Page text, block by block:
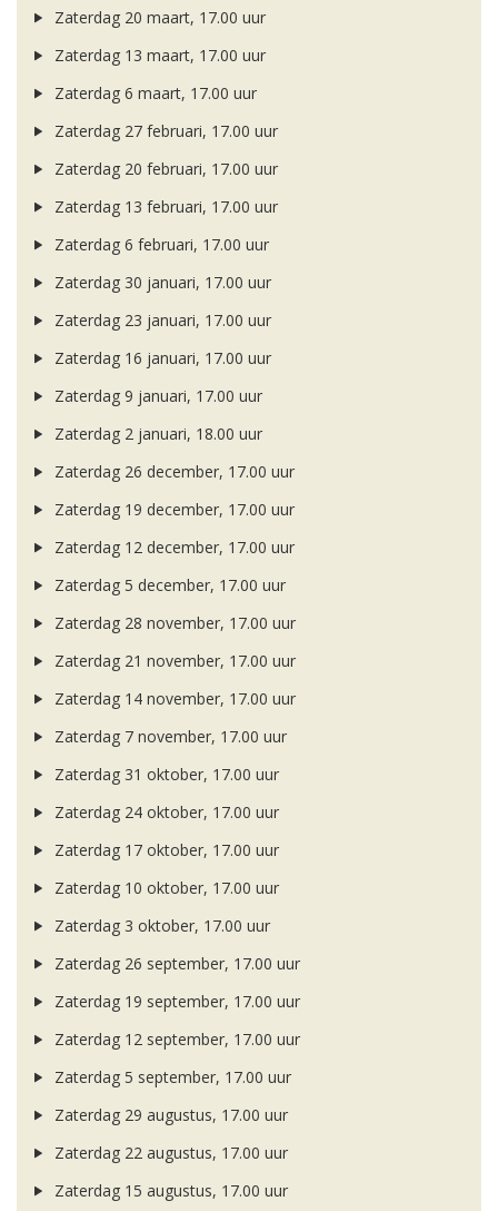
Zaterdag 20 maart, 17.00 uur
Zaterdag 13 maart, 17.00 uur
Zaterdag 6 maart, 17.00 uur
Zaterdag 27 februari, 17.00 uur
Zaterdag 20 februari, 17.00 uur
Zaterdag 13 februari, 17.00 uur
Zaterdag 6 februari, 17.00 uur
Zaterdag 30 januari, 17.00 uur
Zaterdag 23 januari, 17.00 uur
Zaterdag 16 januari, 17.00 uur
Zaterdag 9 januari, 17.00 uur
Zaterdag 2 januari, 18.00 uur
Zaterdag 26 december, 17.00 uur
Zaterdag 19 december, 17.00 uur
Zaterdag 12 december, 17.00 uur
Zaterdag 5 december, 17.00 uur
Zaterdag 28 november, 17.00 uur
Zaterdag 21 november, 17.00 uur
Zaterdag 14 november, 17.00 uur
Zaterdag 7 november, 17.00 uur
Zaterdag 31 oktober, 17.00 uur
Zaterdag 24 oktober, 17.00 uur
Zaterdag 17 oktober, 17.00 uur
Zaterdag 10 oktober, 17.00 uur
Zaterdag 3 oktober, 17.00 uur
Zaterdag 26 september, 17.00 uur
Zaterdag 19 september, 17.00 uur
Zaterdag 12 september, 17.00 uur
Zaterdag 5 september, 17.00 uur
Zaterdag 29 augustus, 17.00 uur
Zaterdag 22 augustus, 17.00 uur
Zaterdag 15 augustus, 17.00 uur